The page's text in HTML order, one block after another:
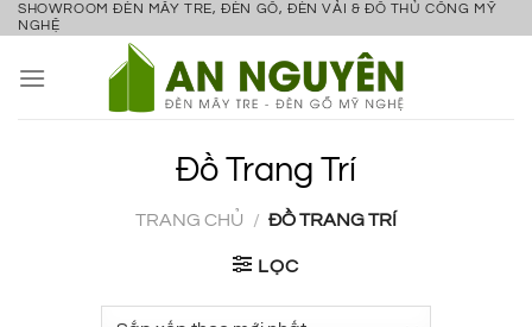
Bỏ
nội
SHOWROOM ĐÈN MÂY TRE, ĐÈN GỖ, ĐÈN VẢI & ĐỒ THỦ CÔNG MỸ
NGHỆ
Đồ Trang Trí
TRANG CHỦ / ĐỒ TRANG TRÍ
LỌC